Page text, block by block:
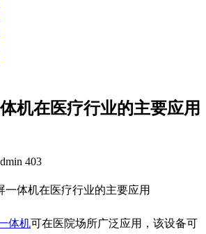
机在医疗行业的主要应用
403
一体机在医疗行业的主要应用
体机可在医院场所广泛应用，该设备可